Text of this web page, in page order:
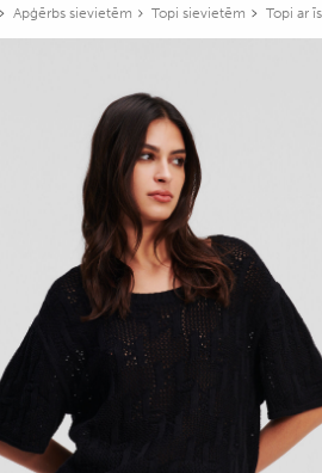
Apģērbs sievietēm Topi sievietēm Topi ar